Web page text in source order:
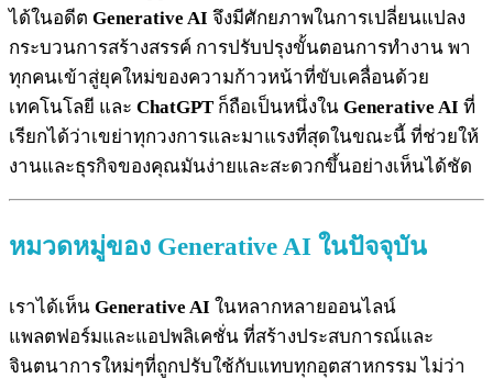
ได้ในอดีต Generative AI จึงมีศักยภาพในการเปลี่ยนแปลง
กระบวนการสร้างสรรค์ การปรับปรุงขั้นตอนการทำงาน พา
ทุกคนเข้าสู่ยุคใหม่ของความก้าวหน้าที่ขับเคลื่อนด้วย
เทคโนโลยี และ ChatGPT ก็ถือเป็นหนึ่งใน Generative AI ที่
เรียกได้ว่าเขย่าทุกวงการและมาแรงที่สุดในขณะนี้ ที่ช่วยให้
งานและธุรกิจของคุณมันง่ายและสะดวกขึ้นอย่างเห็นได้ชัด
หมวดหมู่ของ Generative AI ในปัจจุบัน
เราได้เห็น Generative AI ในหลากหลายออนไลน์
แพลตฟอร์มและแอปพลิเคชั่น ที่สร้างประสบการณ์และ
จินตนาการใหม่ๆที่ถูกปรับใช้กับแทบทุกอุตสาหกรรม ไม่ว่า